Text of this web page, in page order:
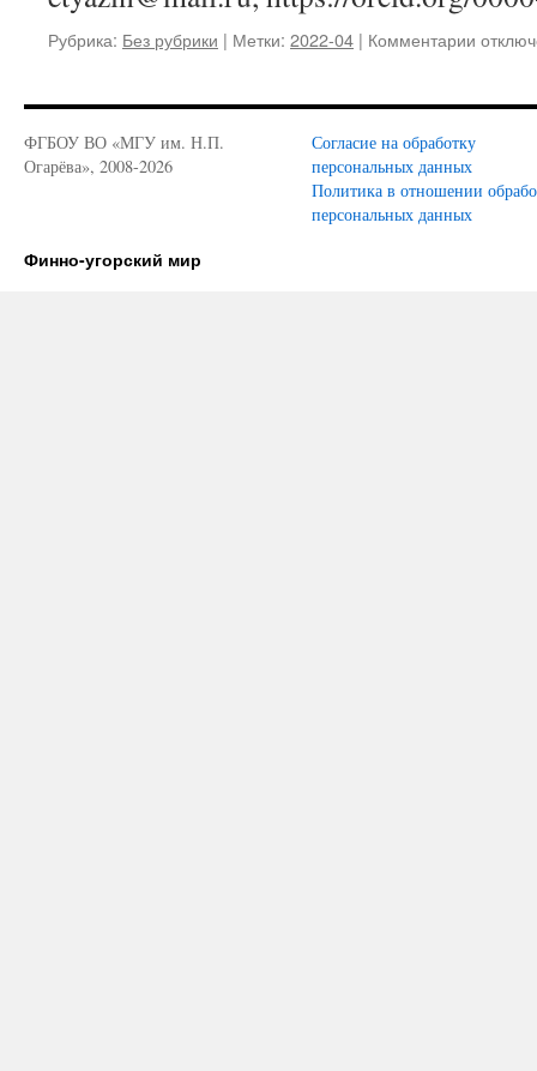
Рубрика: Без рубрики | Метки: 2022-04 | Комментарии к
Н.
ФГБОУ ВО «МГУ им. Н.П.
Огарёва», 2008-2026
Согласие на обработку
персональных данных
Политика в отношении
персональных данных
Финно-угорский мир